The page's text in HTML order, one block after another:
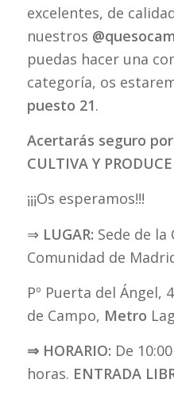
excelentes, de
nuestros
puedas hacer una
categoría, os
puesto 21.
Acertarás seguro
CULTIVA Y
¡¡¡Os esperamos!!!
⇒LUGAR: Sede de la
Comunidad de
Pº Puerta del Ángel,
de Campo, Metro
⇒HORARIO: De
horas. ENTRADA